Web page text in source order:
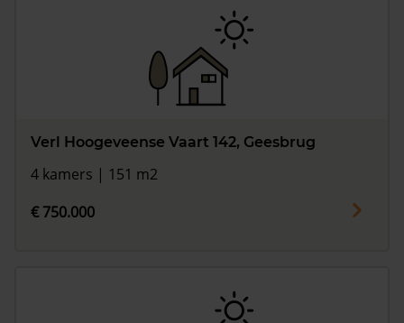
Verl Hoogeveense Vaart 142, Geesbrug
4 kamers | 151 m2
€ 750.000